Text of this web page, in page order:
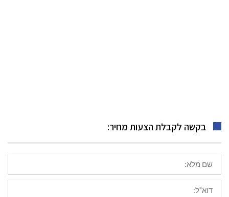
בקשה לקבלת הצעות מחיר:
שם
מלא
דוא"ל